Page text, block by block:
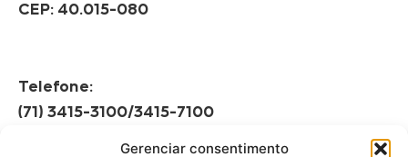
Gerenciar consentimento
CEP: 40.015-080
Telefone:
(71) 3415-3100/3415-7100
Horário de Funcionamento: